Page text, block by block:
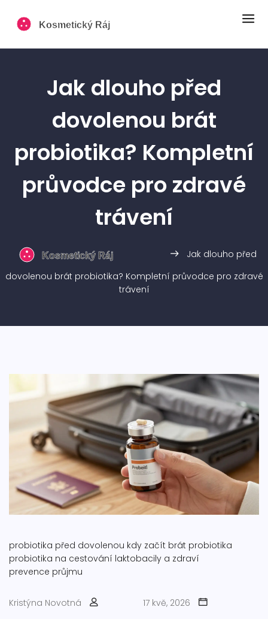
Jak dlouho před
dovolenou brát
probiotika? Kompletní
průvodce pro zdravé
trávení
Jak dlouho před
dovolenou brát probiotika? Kompletní průvodce pro zdravé
trávení
probiotika před dovolenou kdy začít brát probiotika
probiotika na cestování laktobacily a zdraví
prevence průjmu
Kristýna Novotná
17 kvě, 2026